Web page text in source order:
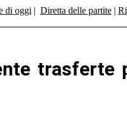
di oggi | Diretta delle partite|
trasferte